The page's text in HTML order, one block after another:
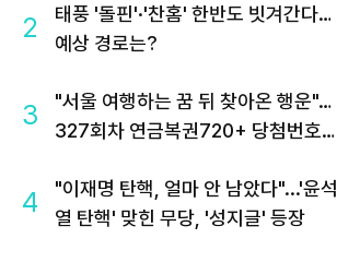
2
태풍 '돌핀'·'찬홈' 한반도 빗겨간다…
예상 경로는?
3
"서울 여행하는 꿈 뒤 찾아온 행운"…
327회차 연금복권720+ 당첨번호조
4
"이재명 탄핵, 얼마 안 남았다"...'윤석
열 탄핵' 맞힌 무당, '성지글' 등장